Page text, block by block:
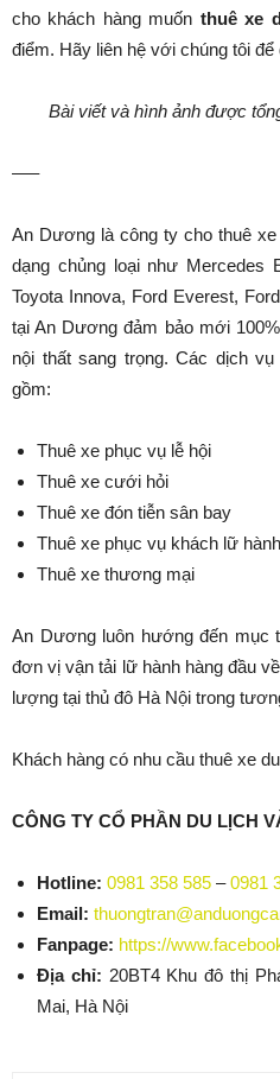
cho khách hàng muốn thuê xe
điểm. Hãy liên hệ với chúng tôi
Bài viết và hình ảnh được
—–
An Dương là công ty cho thuê
dạng chủng loại như Mercedes
Toyota Innova, Ford Everest,
tại An Dương đảm bảo mới
nội thất sang trọng. Các dịch
gồm:
Thuê xe phục vụ lễ hội
Thuê xe cưới hỏi
Thuê xe đón tiễn sân bay
Thuê xe phục vụ khách lữ hành
Thuê xe thương mại
An Dương luôn hướng đến mục
đơn vị vận tải lữ hành hàng đầu
lượng tại thủ đô Hà Nội trong
Khách hàng có nhu cầu thuê xe
CÔNG TY CỔ PHẦN DU LỊCH
Hotline: 0981 358 585 –0981
Email:
Fanpage: https://
Địa chỉ: 20BT4 Khu đô thị
Mai, Hà Nội